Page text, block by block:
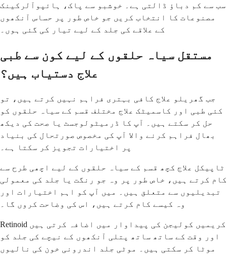
سب سے کم دباؤ ڈالتی ہے۔ خوشبو سے پاک، ہائپوآلرکینک
مصنوعات کا انتخاب کریں جو خاص طور پر حساس آنکھوں
کے علاقے کی جلد کے لیے تیار کی گئی ہوں۔
مستقل سیاہ حلقوں کے لیے کون سے طبی
علاج دستیاب ہیں؟
جب گھریلو علاج کافی بہتری فراہم نہیں کرتے ہیں، تو
کئی طبی اور کاسمیٹک علاج مختلف قسم کے سیاہ حلقوں کو
حل کر سکتے ہیں۔ آپ کا ڈرمیٹولوجسٹ یا صحت کی دیکھ
بھال فراہم کرنے والا آپ کی مخصوص صورتحال کی بنیاد
پر اختیارات تجویز کر سکتا ہے۔
ٹاپیکل علاج کچھ قسم کے سیاہ حلقوں کے لیے اچھی طرح سے
کام کرتے ہیں، خاص طور پر وہ جو رنگت یا جلد کی معمولی
تبدیلیوں سے متعلق ہیں۔ میں آپ کو اہم اختیارات اور
وہ کیسے کام کرتے ہیں، اس کی وضاحت کروں گا۔
Retinoid کریمیں کولیجن کی پیداوار میں اضافہ کرتی ہیں
اور وقت کے ساتھ ساتھ پتلی آنکھوں کے نیچے کی جلد کو
موٹا کر سکتی ہیں۔ موٹی جلد اندرونی خون کی نالیوں